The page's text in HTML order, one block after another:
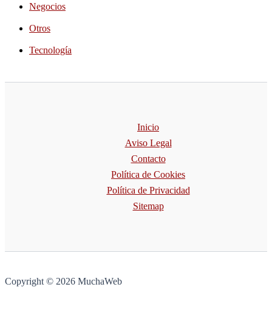
Negocios
Otros
Tecnología
Inicio
Aviso Legal
Contacto
Política de Cookies
Política de Privacidad
Sitemap
Copyright © 2026 MuchaWeb